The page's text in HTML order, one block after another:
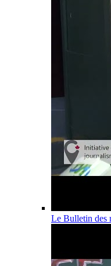
Le Bulletin des